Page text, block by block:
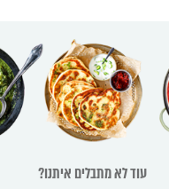
עוד לא מתבלים איתנו?